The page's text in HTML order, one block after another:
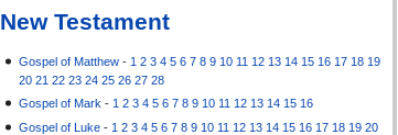
New Testament
Gospel of Matthew - 1 2 3 4 5 6 7 8 9 10 11 12 13 14 15 16 17 18 19
20 21 22 23 24 25 26 27 28
Gospel of Mark - 1 2 3 4 5 6 7 8 9 10 11 12 13 14 15 16
Gospel of Luke - 1 2 3 4 5 6 7 8 9 10 11 12 13 14 15 16 17 18 19 20